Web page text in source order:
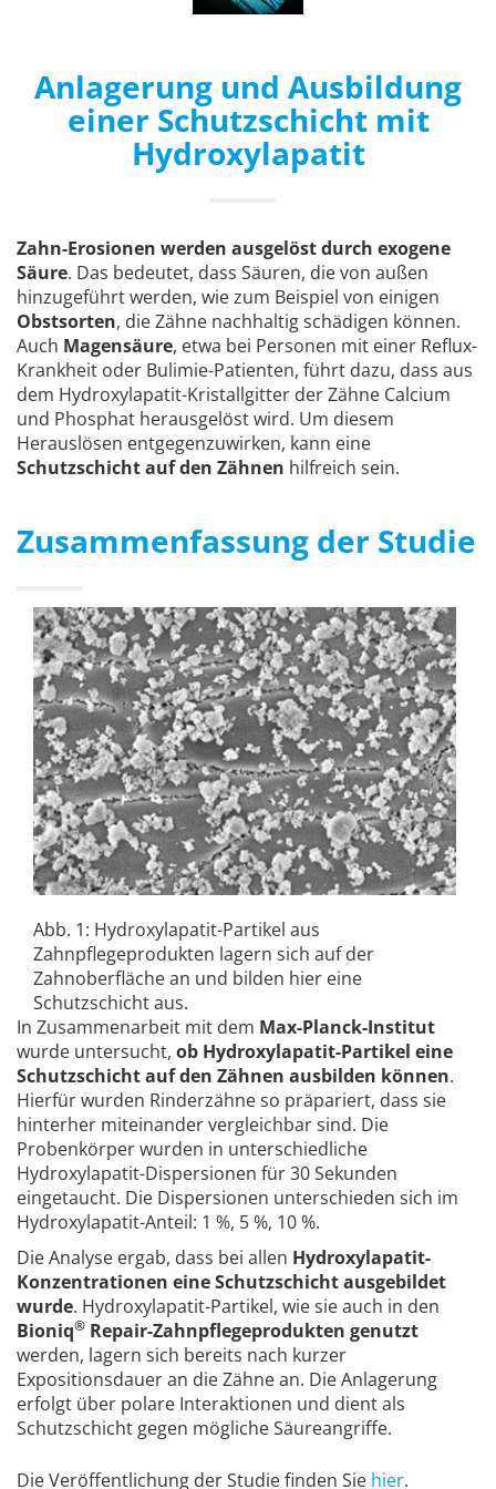
Anlagerung und Ausbildung
einer Schutzschicht mit
Hydroxylapatit
Zahn-Erosionen werden ausgelöst durch exogene
Säure. Das bedeutet, dass Säuren, die von außen
hinzugeführt werden, wie zum Beispiel von einigen
Obstsorten, die Zähne nachhaltig schädigen können.
Auch Magensäure, etwa bei Personen mit einer Reflux-
Krankheit oder Bulimie-Patienten, führt dazu, dass aus
dem Hydroxylapatit-Kristallgitter der Zähne Calcium
und Phosphat herausgelöst wird. Um diesem
Herauslösen entgegenzuwirken, kann eine
Schutzschicht auf den Zähnen hilfreich sein.
Zusammenfassung der Studie
Abb. 1: Hydroxylapatit-Partikel aus
Zahnpflegeprodukten lagern sich auf der
Zahnoberfläche an und bilden hier eine
Schutzschicht aus.
In Zusammenarbeit mit dem Max-Planck-Institut
wurde untersucht, ob Hydroxylapatit-Partikel eine
Schutzschicht auf den Zähnen ausbilden können.
Hierfür wurden Rinderzähne so präpariert, dass sie
hinterher miteinander vergleichbar sind. Die
Probenkörper wurden in unterschiedliche
Hydroxylapatit-Dispersionen für 30 Sekunden
eingetaucht. Die Dispersionen unterschieden sich im
Hydroxylapatit-Anteil: 1 %, 5 %, 10 %.
Die Analyse ergab, dass bei allen Hydroxylapatit-
Konzentrationen eine Schutzschicht ausgebildet
wurde. Hydroxylapatit-Partikel, wie sie auch in den
Bioniq® Repair-Zahnpflegeprodukten genutzt
werden, lagern sich bereits nach kurzer
Expositionsdauer an die Zähne an. Die Anlagerung
erfolgt über polare Interaktionen und dient als
Schutzschicht gegen mögliche Säureangriffe.
Die Veröffentlichung der Studie finden Sie hier.